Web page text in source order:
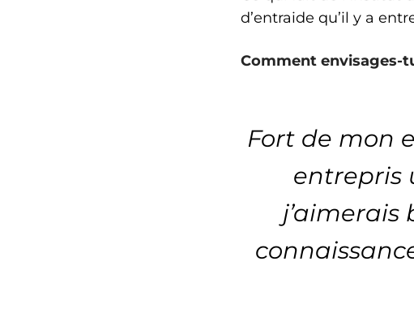
d’entraide qu’il y a
Comment envisages-
Fort de mon
entrepris